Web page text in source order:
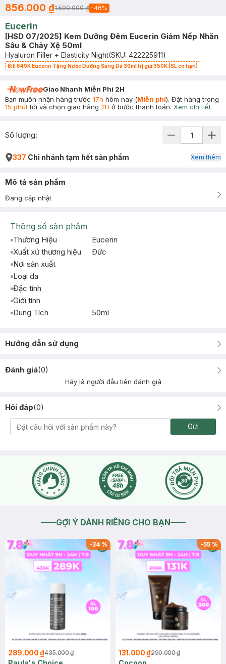
856.000 ₫1.590.000 ₫ -46%
Eucerin
[HSD 07/2025] Kem Dưỡng Đêm Eucerin Giảm Nếp Nhăn
Sâu & Chảy Xệ 50ml
Hyaluron Filler + Elasticity Night(SKU: 422225911)
Bill 649K Eucerin Tặng Nước Dưỡng Sáng Da 30ml trị giá 350K (SL có hạn)
Giao Nhanh Miễn Phí 2H
Bạn muốn nhận hàng trước 17h hôm nay (Miễn phí). Đặt hàng trong
15 phúttới và chọn giao hàng 2H ở bước thanh toán. Xem chi tiết
Số lượng:
337 Chi nhánh tạm hết sản phẩm Xem thêm
Mô tả sản phẩm
Đang cập nhật
Thông số sản phẩm
Thương Hiệu
Eucerin
Xuất xứ thương hiệu
Ðức
Nơi sản xuất
Loại da
Đặc tính
Giới tính
Dung Tích
50ml
Hướng dẫn sử dụng
Đánh giá(0)
Hãy là người đầu tiên đánh giá
Hỏi đáp(0)
Gửi
GỢI Ý DÀNH RIÊNG CHO BẠN
-34%
289.000 ₫435.000 ₫
-55%
131.000 ₫290.000 ₫